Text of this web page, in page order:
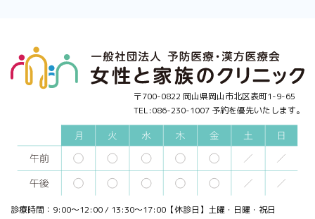
〒700-0822 岡山県岡山市北区表町1-9-65
TEL:086-230-1007 予約を優先いたします。
診療時間：9:00～12:00 / 13:30～17:00【休診日】土曜・日曜・祝日